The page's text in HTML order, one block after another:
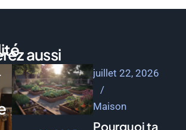
aussi
juillet 22, 2026
Maison
Pourquoi ta